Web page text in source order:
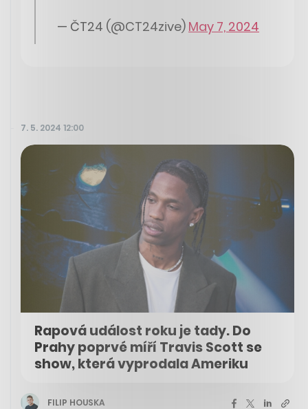
— ČT24 (@CT24zive) May 7, 2024
7. 5. 2024 12:00
Rapová událost roku je tady. Do
Prahy poprvé míří Travis Scott se
show, která vyprodala Ameriku
FILIP HOUSKA